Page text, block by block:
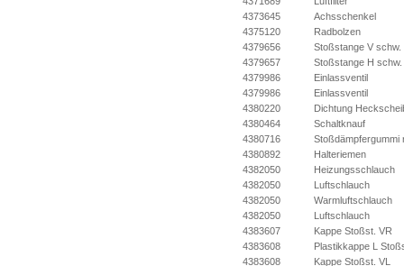
4373645
Achsschenkel
4375120
Radbolzen
4379656
Stoßstange V schw.
4379657
Stoßstange H schw.
4379986
Einlassventil
4379986
Einlassventil
4380220
Dichtung
4380464
Schaltknauf
4380716
Stoßdämpfergummi
4380892
Halteriemen
4382050
Heizungsschlauch
4382050
Luftschlauch
4382050
Warmluftschlauch
4382050
Luftschlauch
4383607
Kappe Stoßst. VR
4383608
Plastikkappe L
4383608
Kappe Stoßst. VL